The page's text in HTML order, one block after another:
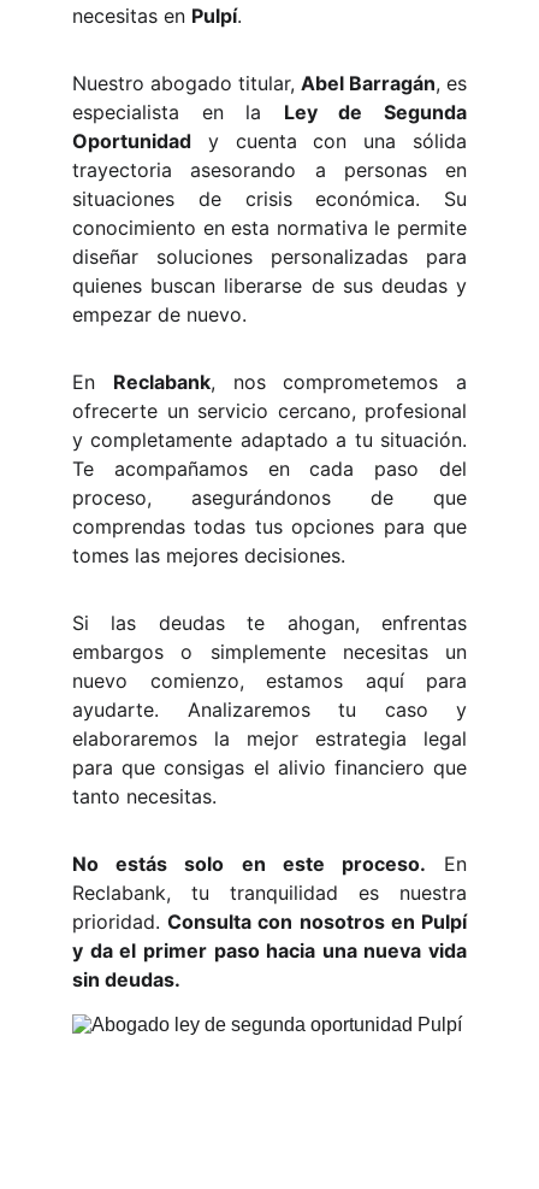
necesitas en Pulpí.
Nuestro abogado titular, Abel Barragán, es
especialista en la Ley de Segunda
Oportunidad y cuenta con una sólida
trayectoria asesorando a personas en
situaciones de crisis económica. Su
conocimiento en esta normativa le permite
diseñar soluciones personalizadas para
quienes buscan liberarse de sus deudas y
empezar de nuevo.
En Reclabank, nos comprometemos a
ofrecerte un servicio cercano, profesional
y completamente adaptado a tu situación.
Te acompañamos en cada paso del
proceso, asegurándonos de que
comprendas todas tus opciones para que
tomes las mejores decisiones.
Si las deudas te ahogan, enfrentas
embargos o simplemente necesitas un
nuevo comienzo, estamos aquí para
ayudarte. Analizaremos tu caso y
elaboraremos la mejor estrategia legal
para que consigas el alivio financiero que
tanto necesitas.
No estás solo en este proceso. En
Reclabank, tu tranquilidad es nuestra
prioridad.Consulta con nosotros en Pulpí
y da el primer paso hacia una nueva vida
sin deudas.